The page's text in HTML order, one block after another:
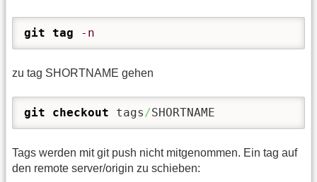
git tag -n
zu tag SHORTNAME gehen
git checkout tags/SHORTNAME
Tags werden mit git push nicht mitgenommen. Ein tag auf
den remote server/origin zu schieben: